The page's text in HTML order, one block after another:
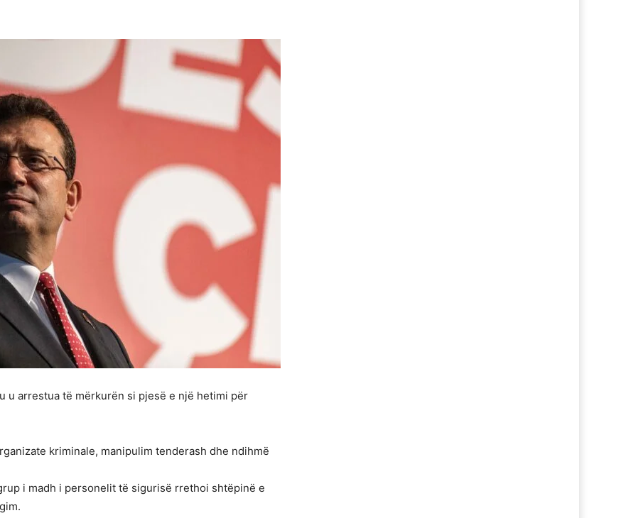
u arrestua të mërkurën si pjesë e një hetimi për
kriminale, manipulim tenderash dhe ndihmë
i madh i personelit të sigurisë rrethoi shtëpinë e